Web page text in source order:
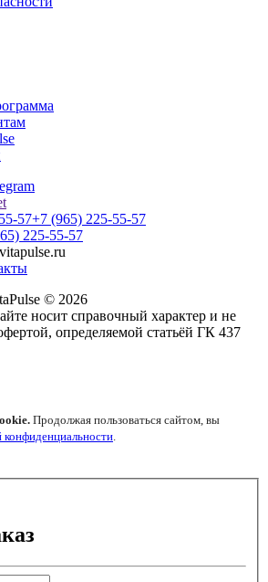
+7 (965) 225-55-57
225-55-57
© 2026
носит справочный характер и не
определяемой статьёй ГК 437
Продолжая пользоваться сайтом, вы
конфиденциальности.